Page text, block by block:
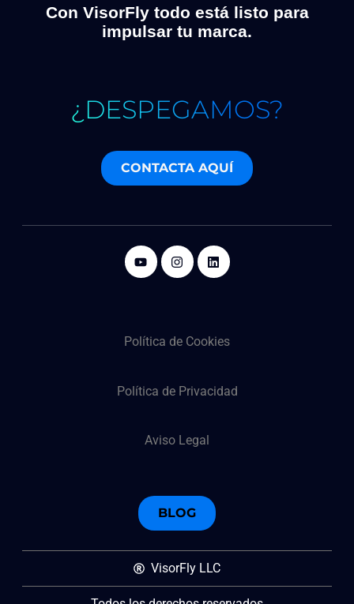
Con VisorFly todo está listo para
impulsar tu marca.
¿DESPEGAMOS?
CONTACTA AQUÍ
Política de Cookies
Política de Privacidad
Aviso Legal
BLOG
VisorFly LLC